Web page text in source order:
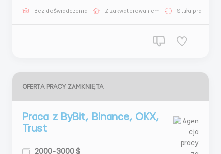
образование - Соблюдение требований
Bez doświadczenia Z zakwaterowaniem Stała praca
OFERTA PRACY ZAMKNIĘTA
Praca z ByBit, Binance, OKX,
Trust
2000-3000 $